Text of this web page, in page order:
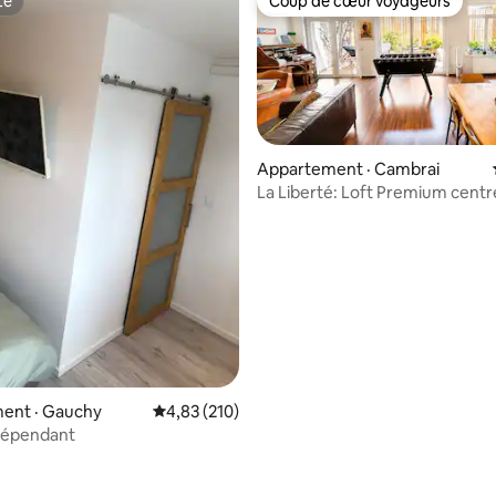
5, 28 commentaires
· Gauchy Note moyenne de 4,83 sur 5, 210
4,83 (210)
Coup de cœur voyageurs
Appartement · Cambrai
La Liberté: Loft Premium